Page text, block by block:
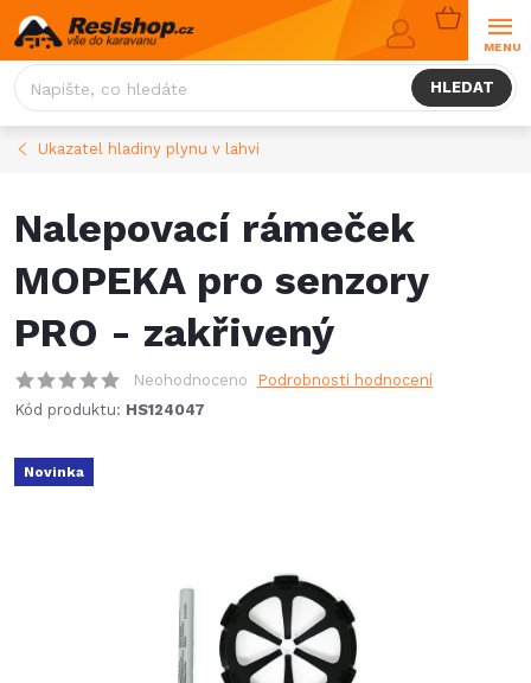
Přejít
na
obsah
HLEDAT
NÁKUPNÍ
KOŠÍK
Ukazatel hladiny plynu v lahvi
Nalepovací rámeček
MOPEKA pro senzory
PRO - zakřivený
Neohodnoceno
Podrobnosti hodnocení
Kód produktu: HS124047
Novinka